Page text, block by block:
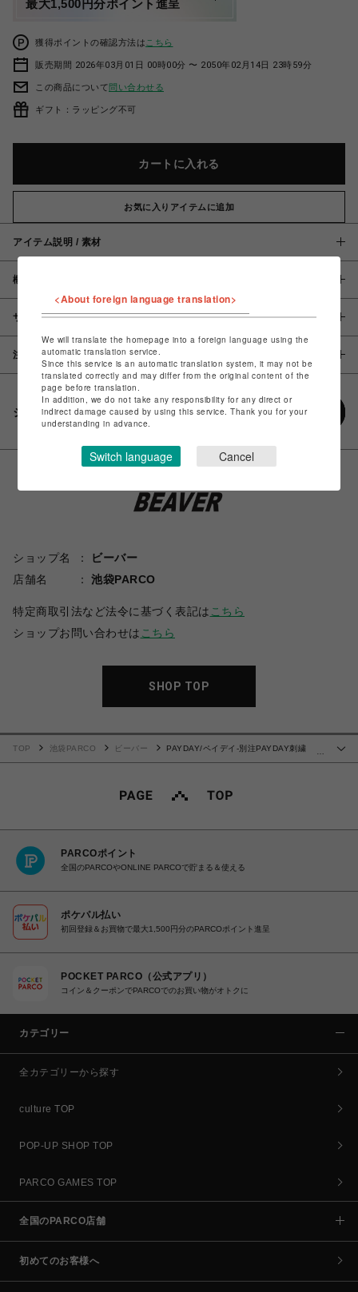
最大1,500円分ポイント進呈
獲得ポイントの確認方法は こちら
販売期間 2026年03月01日 00時00分 〜 2050年02月14日 23時59分
この商品について問い合わせる
ギフト：ラッピング不可
カートに入れる
お気に入りアイテムに追加
アイテム説明 / 素材
概要
サイズ
注意事項
シェアする
ショップ名
ビーバー
店舗名
池袋PARCO
特定商取引法など法令に基づく表記は こちら
ショップお問い合わせは こちら
SHOP TOP
TOP 池袋PARCO ビーバー
PAYDAY/ペイデイ-別注PAYDAY刺繍
PARCOポイント
全国のPARCOやONLINE PARCOで貯まる＆使える
ポケパル払い
初回登録＆お買物で最大1,500円分のPARCOポイント進呈
POCKET PARCO（公式アプリ）
コイン＆クーポンでPARCOでのお買い物がオトクに
カテゴリー
全カテゴリーから探す
culture TOP
POP-UP SHOP TOP
PARCO GAMES TOP
全国のPARCO店舗
初めてのお客様へ
<About foreign language translation>
We will translate the homepage into a foreign language using the
automatic translation service.
Since this service is an automatic translation system, it may not be
translated correctly and may differ from the original content of the
page before translation.
In addition, we do not take any responsibility for any direct or
indirect damage caused by using this service. Thank you for your
understanding in advance.
Switch language Cancel